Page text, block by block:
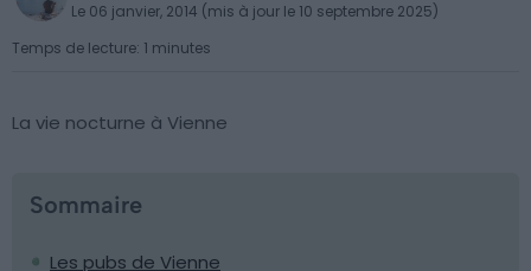
Le 06 janvier, 2014 (mis à jour le 10 septembre 2025)
Temps de lecture: 1 minutes
La vie nocturne à Vienne
Sommaire
Les pubs de Vienne